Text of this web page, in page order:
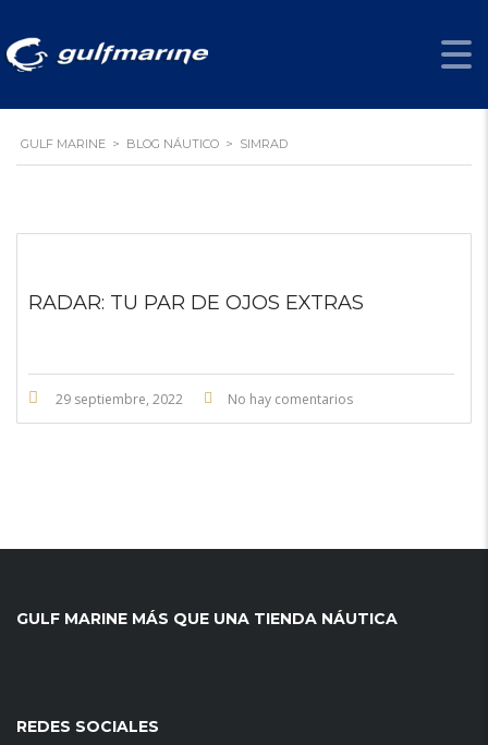
SIMRAD
GULF MARINE > BLOG NÁUTICO > SIMRAD
RADAR: TU PAR DE OJOS EXTRAS
29 septiembre, 2022 No hay comentarios
GULF MARINE MÁS QUE UNA TIENDA NÁUTICA
REDES SOCIALES